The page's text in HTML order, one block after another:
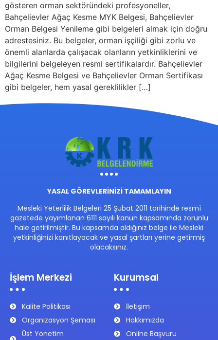
gösteren orman sektöründeki profesyoneller,
Bahçelievler Ağaç Kesme MYK Belgesi, Bahçelievler
Orman Belgesi Yenileme gibi belgeleri almak için doğru
adrestesiniz. Bu belgeler, orman işçiliği gibi zorlu ve
önemli alanlarda çalışacak olanların yetkinliklerini ve
bilgilerini belgeleyen resmi sertifikalardır. Bahçelievler
Ağaç Kesme Belgesi ve Bahçelievler Orman Sertifikası
gibi belgeler, hem yasal gereklilikler […]
YASAL GÖREVLERİNİZİ TAMAMLAYIN
Mesleki Yeterlilik Belgeleri 25 Şubat 2011 tarihinde resmî
gazetede yayımlanan 6111 sayılı kanun kapsamında zorunlu
hale getirilmiştir. Bu kapsamda aldığınız belge ile Mesleki
yetkinliğinizi kanıtlayacak ve yasal şartları yerine getirmiş
olacaksınız.
İşlem Merkezi
Kalite Politikası
Organizasyon Şeması
Üst Yönetim
Kurumsal
İletişim
Hakkımızda
Online Başvuru